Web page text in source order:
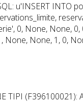
u'INSERT INTO
0, None, None,
None, 1, 0,
TIPI